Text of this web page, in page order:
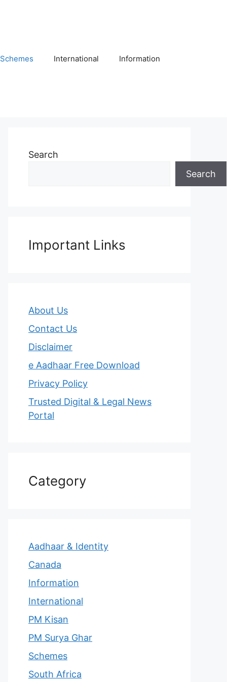
Schemes International Information
Search
Search
Important Links
About Us
Contact Us
Disclaimer
e Aadhaar Free Download
Privacy Policy
Trusted Digital & Legal News
Portal
Category
Aadhaar & Identity
Canada
Information
International
PM Kisan
PM Surya Ghar
Schemes
South Africa